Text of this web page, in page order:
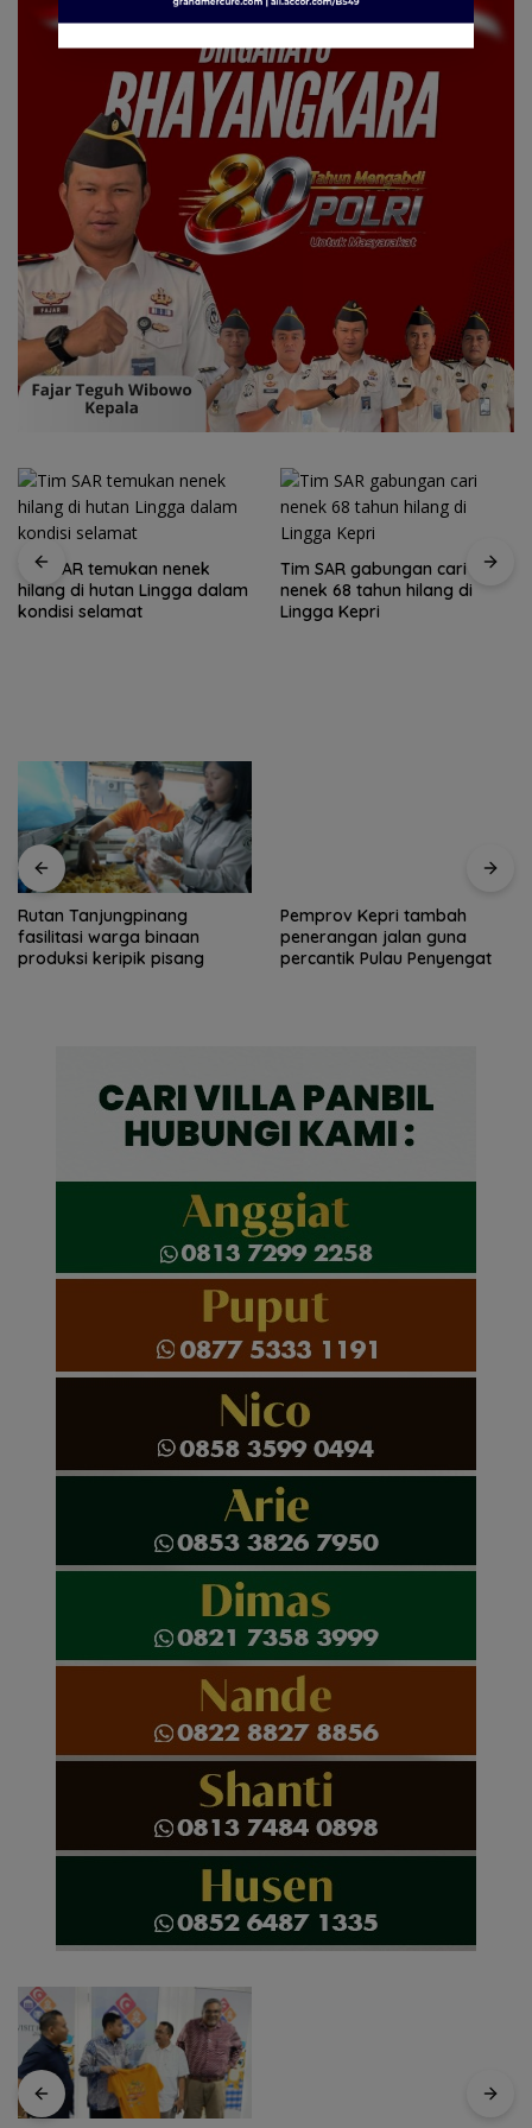
Tim SAR temukan nenek
hilang di hutan Lingga dalam
kondisi selamat
Tim SAR gabungan cari
nenek 68 tahun hilang di
Lingga Kepri
Rutan Tanjungpinang
fasilitasi warga binaan
produksi keripik pisang
Pemprov Kepri tambah
penerangan jalan guna
percantik Pulau Penyengat